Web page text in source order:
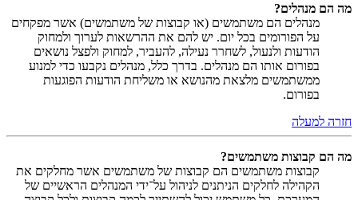
מה הם מנהלים?
מנהלים הם משתמשים (או קבוצות של משתמשים) אשר מפקחים
על הפורומים בכל יום. יש להם את ההרשאות לערוך ולמחוק
הודעות ולנעול, לשחרר נעילה, להעביר, למחוק ולפצל נושאים
בפורום אותו הם מנהלים. בדרך כלל, מנהלים נקבעו כדי למנוע
ממשתמשים מלצאת מהנושא או משליחת הודעות הפוגעות
בפורום.
חזרה למעלה
מה הם קבוצות משתמשים?
קבוצות משתמשים הם קבוצות של משתמשים אשר מחלקים את
הקהילה לחלקים הניתנים לניהול על־ידי המנהלים הראשיים של